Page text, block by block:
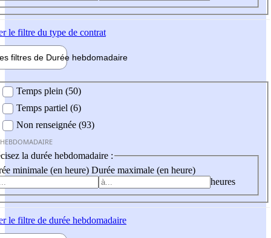
le filtre du type de contrat
filtres de Durée hebdomadaire
Temps plein (50)
Temps partiel (6)
Non renseignée (93)
la durée hebdomadaire :
minimale (en heure) Durée maximale (en heure)
heures
le filtre de durée hebdomadaire